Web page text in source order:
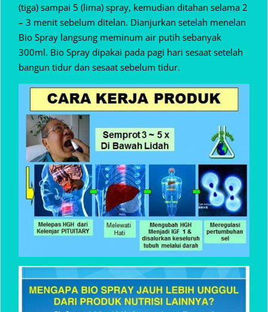
(tiga) sampai 5 (lima) spray, kemudian ditahan selama 2
– 3 menit sebelum ditelan. Dianjurkan setelah menelan
Bio Spray langsung meminum air putih sebanyak
300ml. Bio Spray dipakai pada pagi hari sesaat setelah
bangun tidur dan sesaat sebelum tidur.